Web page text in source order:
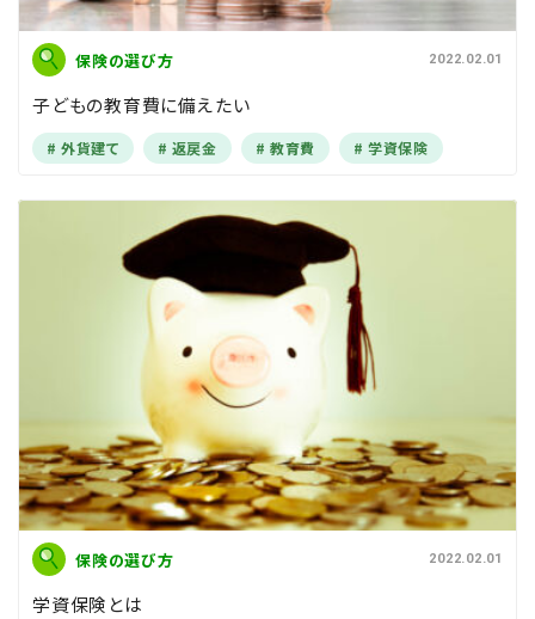
保険の選び方 2022.02.01
子どもの教育費に備えたい
外貨建て 返戻金 教育費 学資保険
保険の選び方 2022.02.01
学資保険とは